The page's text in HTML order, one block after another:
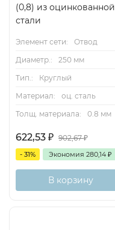
(0,8) из оцинкованной
стали
Элемент сети:
Отвод
Диаметр.:
250 мм
Тип.:
Круглый
Материал:
оц. сталь
Толщ. материала:
0.8 мм
622,53 ₽ 902,67₽
- 31% Экономия 280,14 ₽
В корзину